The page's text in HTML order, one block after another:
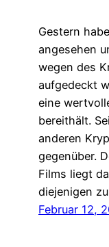
Gestern
angesehen
wegen des
aufgedeckt
eine
bereithält.
anderen
gegenüber.
Films liegt
diejenigen
Februar 12,